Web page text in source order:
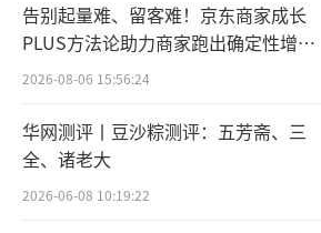
告别起量难、留客难！京东商家成长
PLUS方法论助力商家跑出确定性增长
路径
2026-08-06 15:56:24
华网测评丨豆沙粽测评：五芳斋、三
全、诸老大
2026-06-08 10:19:22